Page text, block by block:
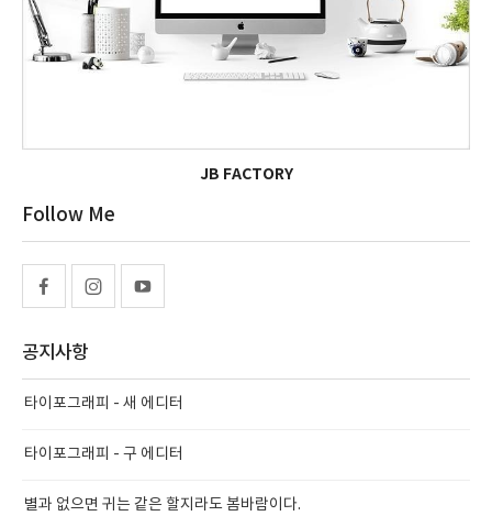
JB FACTORY
Follow Me
공지사항
타이포그래피 - 새 에디터
타이포그래피 - 구 에디터
별과 없으면 귀는 같은 할지라도 봄바람이다.